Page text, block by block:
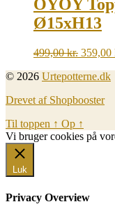
OYOY
Ø15xH13
499,00kr.
was:
359,00
© 2026 Urtepotterne.dk
Drevet af Shopbooster
Til toppen ↑ Op ↑
Vi bruger cookies på
Luk
Privacy Overview